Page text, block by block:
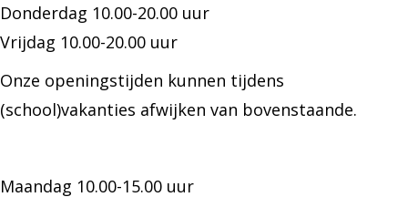
Donderdag 10.00-20.00 uur
Vrijdag 10.00-20.00 uur
Onze openingstijden kunnen tijdens
(school)vakanties afwijken van bovenstaande.
Maandag 10.00-15.00 uur